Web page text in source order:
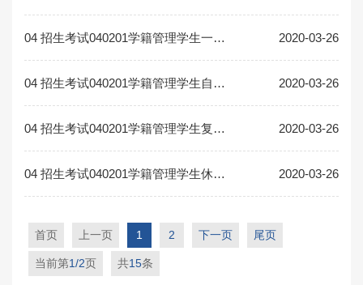
04 招生考试040201学籍管理学生一般退学备案表格 2020-03-26
04 招生考试040201学籍管理学生自动退学备案表 2020-03-26
04 招生考试040201学籍管理学生复学申请表 2020-03-26
04 招生考试040201学籍管理学生休学申请表 2020-03-26
首页 上一页 1 2 下一页 尾页
当前第1/2页 共15条